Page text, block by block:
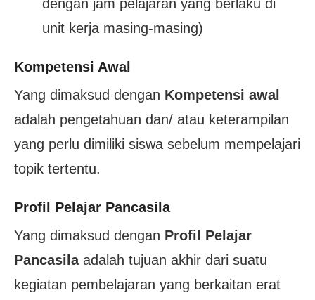
dengan jam pelajaran yang berlaku di
unit kerja masing-masing)
Kompetensi Awal
Yang dimaksud dengan Kompetensi awal
adalah pengetahuan dan/ atau keterampilan
yang perlu dimiliki siswa sebelum mempelajari
topik tertentu.
Profil Pelajar Pancasila
Yang dimaksud dengan Profil Pelajar
Pancasilaadalah tujuan akhir dari suatu
kegiatan pembelajaran yang berkaitan erat